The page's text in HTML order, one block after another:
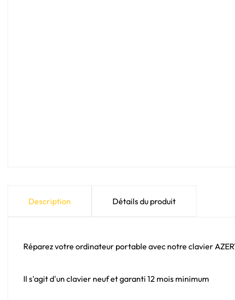
Description Détails du produit
Réparez votre ordinateur portable avec notre clavier
Il s'agit d'un clavier neuf et garanti 12 mois minimum